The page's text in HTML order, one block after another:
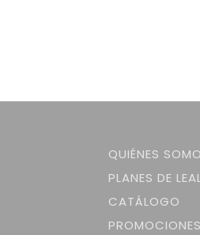
QUIÉNES
PLANES DE
CATÁLOGO
PROMOCIONES